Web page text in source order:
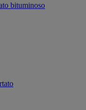
bituminoso